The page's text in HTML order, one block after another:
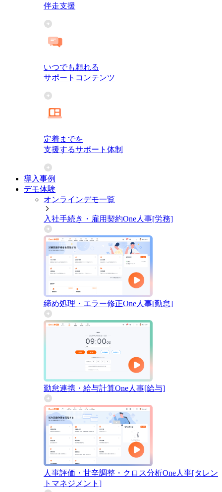
伴走支援
いつでも頼れる
サポートコンテンツ
定着までを
支援するサポート体制
導入事例
デモ体験
オンラインデモ一覧
入社手続き・雇用契約One人事[労務]
締め処理・エラー修正One人事[勤怠]
勤怠連携・給与計算One人事[給与]
人事評価・甘辛調整・クロス分析One人事[タレン
トマネジメント]